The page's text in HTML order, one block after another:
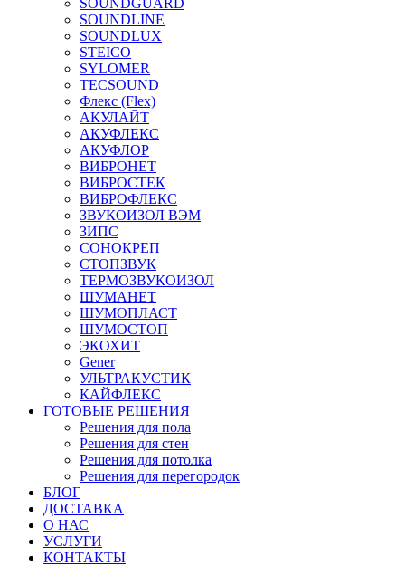
SOUNDGUARD
SOUNDLINE
SOUNDLUX
STEICO
SYLOMER
TECSOUND
Флекс (Flex)
АКУЛАЙТ
АКУФЛЕКС
АКУФЛОР
ВИБРОНЕТ
ВИБРОСТЕК
ВИБРОФЛЕКС
ЗВУКОИЗОЛ ВЭМ
ЗИПС
СОНОКРЕП
СТОПЗВУК
ТЕРМОЗВУКОИЗОЛ
ШУМАНЕТ
ШУМОПЛАСТ
ШУМОСТОП
ЭКОХИТ
Gener
УЛЬТРАКУСТИК
КАЙФЛЕКС
ГОТОВЫЕ РЕШЕНИЯ
Решения для пола
Решения для стен
Решения для потолка
Решения для перегородок
БЛОГ
ДОСТАВКА
О НАС
УСЛУГИ
КОНТАКТЫ